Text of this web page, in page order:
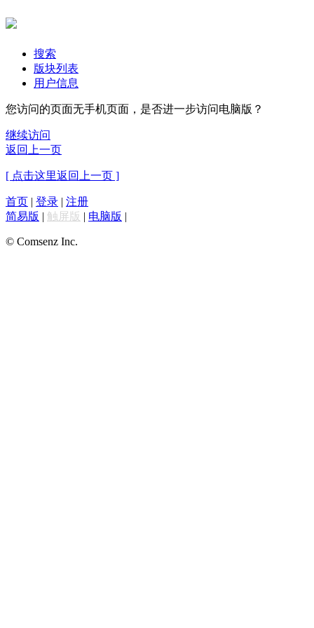
搜索
版块列表
用户信息
您访问的页面无手机页面，是否进一步访问电脑版？
继续访问
返回上一页
[ 点击这里返回上一页 ]
首页 | 登录 | 注册
简易版 | 触屏版 | 电脑版 |
© Comsenz Inc.